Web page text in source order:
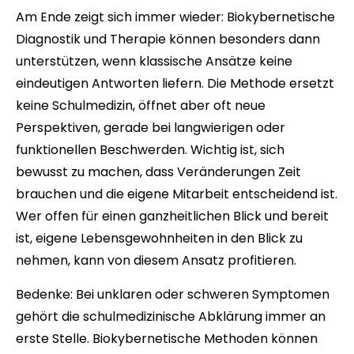
Am Ende zeigt sich immer wieder: Biokybernetische
Diagnostik und Therapie können besonders dann
unterstützen, wenn klassische Ansätze keine
eindeutigen Antworten liefern. Die Methode ersetzt
keine Schulmedizin, öffnet aber oft neue
Perspektiven, gerade bei langwierigen oder
funktionellen Beschwerden. Wichtig ist, sich
bewusst zu machen, dass Veränderungen Zeit
brauchen und die eigene Mitarbeit entscheidend ist.
Wer offen für einen ganzheitlichen Blick und bereit
ist, eigene Lebensgewohnheiten in den Blick zu
nehmen, kann von diesem Ansatz profitieren.
Bedenke: Bei unklaren oder schweren Symptomen
gehört die schulmedizinische Abklärung immer an
erste Stelle. Biokybernetische Methoden können